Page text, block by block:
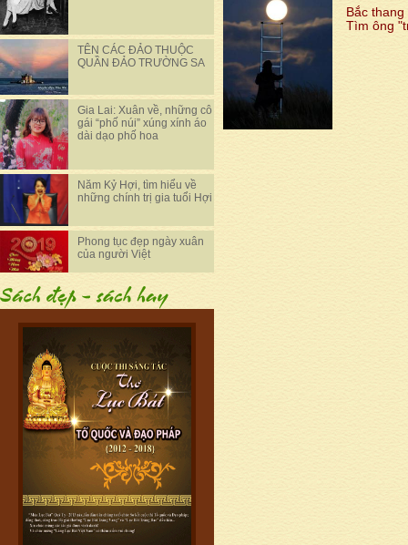
TÊN CÁC ĐẢO THUỘC
QUẦN ĐẢO TRƯỜNG SA
Gia Lai: Xuân về, những cô
gái “phố núi” xúng xính áo
dài dạo phố hoa
Năm Kỷ Hợi, tìm hiểu về
những chính trị gia tuổi Hợi
Phong tục đẹp ngày xuân
của người Việt
Bắc
Tìm ông